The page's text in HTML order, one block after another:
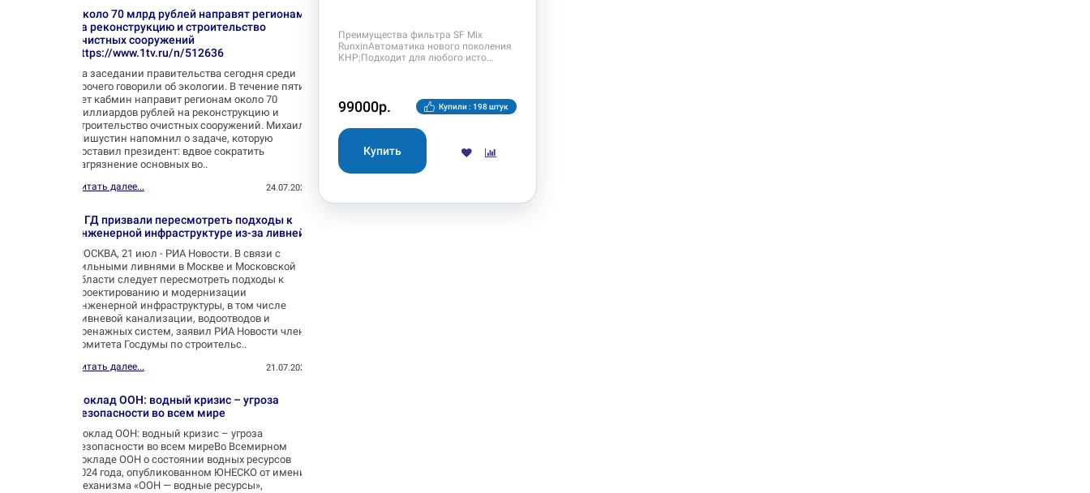
Около 70 млрд рублей направят регионам
на реконструкцию и строительство
очистных сооружений
https://www.1tv.ru/n/512636
На заседании правительства сегодня среди
прочего говорили об экологии. В течение пяти
лет кабмин направит регионам около 70
миллиардов рублей на реконструкцию и
строительство очистных сооружений. Михаил
Мишустин напомнил о задаче, которую
поставил президент: вдвое сократить
загрязнение основных во..
Читать далее... 24.07.2025
В ГД призвали пересмотреть подходы к
инженерной инфраструктуре из-за ливней
МОСКВА, 21 июл - РИА Новости. В связи с
сильными ливнями в Москве и Московской
области следует пересмотреть подходы к
проектированию и модернизации
инженерной инфраструктуры, в том числе
ливневой канализации, водоотводов и
дренажных систем, заявил РИА Новости член
комитета Госдумы по строительс..
Читать далее... 21.07.2025
Доклад ООН: водный кризис – угроза
безопасности во всем мире
Доклад ООН: водный кризис – угроза
безопасности во всем миреВо Всемирном
докладе ООН о состоянии водных ресурсов
2024 года, опубликованном ЮНЕСКО от имени
механизма «ООН — водные ресурсы»,
Преимущества фильтра SF Mix
RunxinАвтоматика нового поколения
КНР;Подходит для любого исто
99000р. Купили : 198 штук